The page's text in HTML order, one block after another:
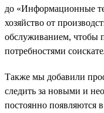
до «Информационные
хозяйство от
обслуживанием, чтобы
потребностями
Также мы добавили
следить за новыми и
постоянно появляются